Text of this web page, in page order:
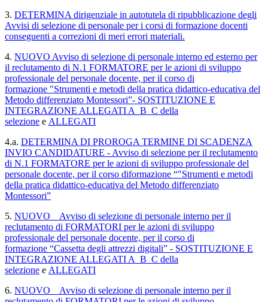
3. DETERMINA dirigenziale in autotutela di ripubblicazione degli
Avvisi di selezione di personale per i corsi di formazione docenti
conseguenti a correzioni di meri errori materiali.
4. NUOVO Avviso di selezione di personale interno ed esterno per
il reclutamento di N.1 FORMATORE per le azioni di sviluppo
professionale del personale docente, per il corso di
formazione "Strumenti e metodi della pratica didattico-educativa del
Metodo differenziato Montessori”- SOSTITUZIONE E
INTEGRAZIONE ALLEGATI A_B_C della
selezione e ALLEGATI
4.a. DETERMINA DI PROROGA TERMINE DI SCADENZA
INVIO CANDIDATURE - Avviso di selezione per il reclutamento
di N.1 FORMATORE per le azioni di sviluppo professionale del
personale docente, per il corso diformazione “"Strumenti e metodi
della pratica didattico-educativa del Metodo differenziato
Montessori”
5. NUOVO _ Avviso di selezione di personale interno per il
reclutamento di FORMATORI per le azioni di sviluppo
professionale del personale docente, per il corso di
formazione “Cassetta degli attrezzi digitali” - SOSTITUZIONE E
INTEGRAZIONE ALLEGATI A_B_C della
selezione e ALLEGATI
6. NUOVO _ Avviso di selezione di personale interno per il